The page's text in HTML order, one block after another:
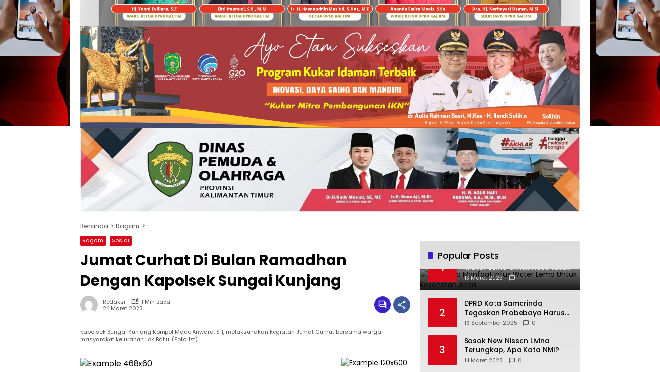
Beranda Ragam
Ragam Sosial
Jumat Curhat Di Bulan Ramadhan
Dengan Kapolsek Sungai Kunjang
Redaksi
1 Min Baca
24 Maret 2023
Kapolsek Sungai Kunjang Kompol Made Anwara, SH, melaksanakan kegiatan Jumat Curhat bersama warga
masyarakat kelurahan Lok Bahu. (Foto: Ist)
Popular Posts
1
Beberapa Manfaat Infus
Water Lemo Untuk Kesehatan
Anda
13 Maret 2023 1
2
DPRD Kota Samarinda
Tegaskan Probebaya Harus
Tepat Sasaran, Bukan Hanya
16 September 2025 0
3
Sosok New Nissan Livina
Terungkap, Apa Kata NMI?
14 Maret 2023 0